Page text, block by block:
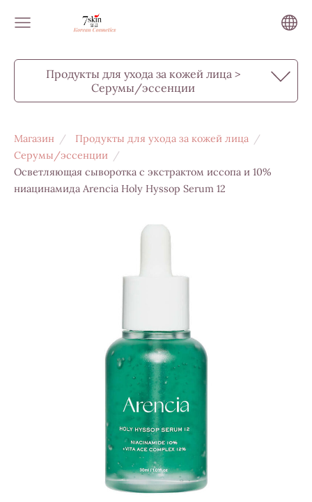
Продукты для ухода за кожей лица >
Серумы/эссенции
Магазин
Продукты для ухода за кожей лица
Серумы/эссенции
Осветляющая сыворотка с экстрактом иссопа и 10%
ниацинамида Arencia Holy Hyssop Serum 12